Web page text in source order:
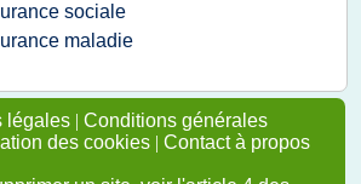
sociale
maladie
légales | Conditions générales
des cookies | Contact à propos